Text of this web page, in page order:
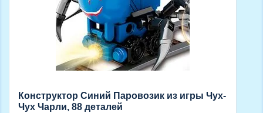
Конструктор Синий Паровозик из игры Чух-
Чух Чарли, 88 деталей